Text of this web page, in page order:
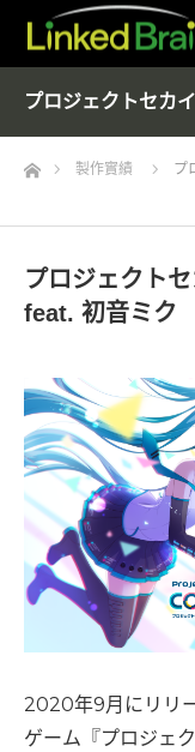
プロジェクトセカ
Home製作實績 プ
プロジェクト
feat. 初音ミク
2020年9月にリリ
ゲーム『プロジェ